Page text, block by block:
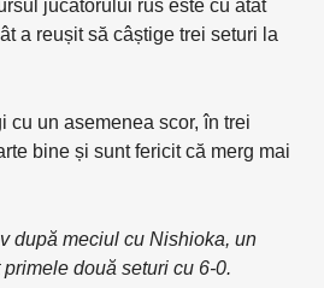
jucătorului rus este cu atât
a reușit să câștige trei seturi la
cu un asemenea scor, în trei
bine și sunt fericit că merg mai
după meciul cu Nishioka, un
două seturi cu 6-0.